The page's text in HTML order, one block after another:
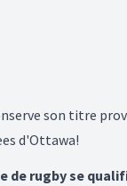
son titre
d'Ottawa!
de rugby se